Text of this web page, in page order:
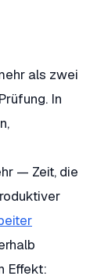
als zwei
In
— Zeit, die
Effekt: